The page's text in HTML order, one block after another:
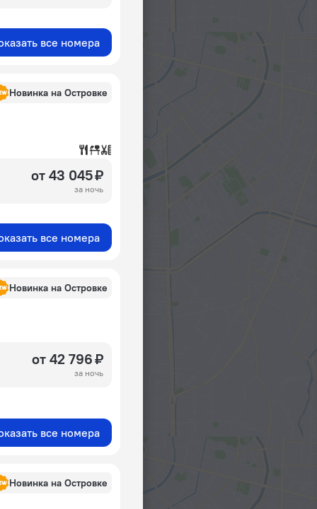
все номера
Новинка на Островке
от 43 045 ₽
за ночь
все номера
Новинка на Островке
от 42 796 ₽
за ночь
все номера
Новинка на Островке